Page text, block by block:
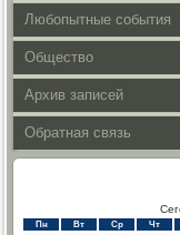
Любопытные события
Общество
Архив записей
Обратная связь
Пн Вт Ср Чт